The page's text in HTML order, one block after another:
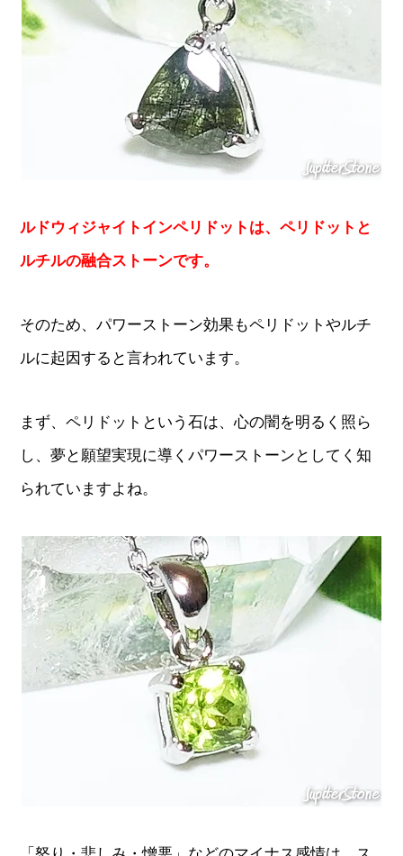
ルドウィジャイトインペリドットは、ペリドットと
ルチルの融合ストーンです。
そのため、パワーストーン効果もペリドットやルチ
ルに起因すると言われています。
まず、ペリドットという石は、心の闇を明るく照ら
し、夢と願望実現に導くパワーストーンとしてく知
られていますよね。